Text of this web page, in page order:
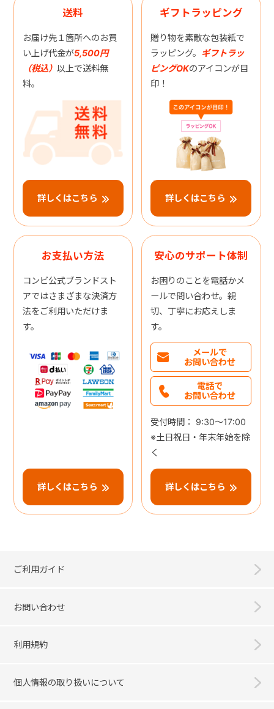
送料
お届け先１箇所へのお買
い上げ代金が5,500円
（税込） 以上で送料無
料。
詳しくはこちら
ギフトラッピング
贈り物を素敵な包装紙で
ラッピング。 ギフトラッ
ピングOKのアイコンが目
印！
詳しくはこちら
お支払い方法
コンビ公式ブランドスト
アではさまざまな決済方
法をご利用いただけま
す。
詳しくはこちら
安心のサポート体制
お困りのことを電話かメ
ールで問い合わせ。親
切、丁寧にお応えしま
す。
メールで
お問い合わせ
電話で
お問い合わせ
受付時間： 9:30～17:00
※土日祝日・年末年始を除
く
詳しくはこちら
ご利用ガイド
お問い合わせ
利用規約
個人情報の取り扱いについて